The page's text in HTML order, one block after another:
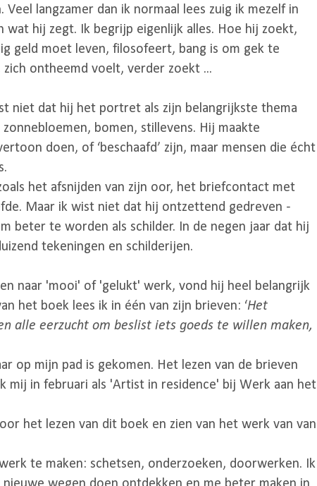
langzamer dan ik normaal lees zuig ik mezelf in
hij zegt. Ik begrijp eigenlijk alles. Hoe hij zoekt,
geld moet leven, filosofeert, bang is om gek te
ontheemd voelt, verder zoekt ...
niet dat hij het portret als zijn belangrijkste thema
bomen, stillevens. Hij maakte
doen, of ‘beschaafd’ zijn, maar mensen die écht
het afsnijden van zijn oor, het briefcontact met
Maar ik wist niet dat hij ontzettend gedreven -
beter te worden als schilder. In de negen jaar dat hij
tekeningen en schilderijen.
naar 'mooi' of 'gelukt' werk, vond hij heel belangrijk
het boek lees ik in één van zijn brieven: ‘Het
alle eerzucht om beslist iets goeds te willen maken,
op mijn pad is gekomen. Het lezen van de brieven
mij in februari als 'Artist in residence' bij Werk aan het
het lezen van dit boek en zien van het werk van van
te maken: schetsen, onderzoeken, doorwerken. Ik